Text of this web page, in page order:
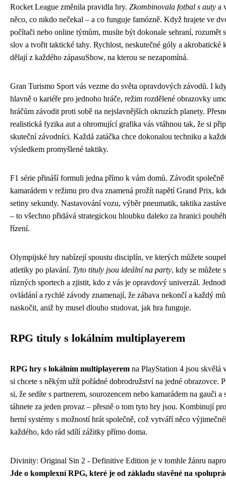
Rocket League změnila pravidla hry. Zkombinovala fotbal s auty a
něco, co nikdo nečekal – a co funguje famózně. Když hrajete ve
počítači nebo online týmům, musíte být dokonale sehraní, rozumět
slov a tvořit taktické tahy. Rychlost, neskutečné góly a akrobatické
dělají z každého zápasuShow, na kterou se nezapomíná.
Gran Turismo Sport vás vezme do světa opravdových závodů. I
hlavně o kariéře pro jednoho hráče, režim rozdělené obrazovky
hráčům závodit proti sobě na nejslavnějších okruzích planety.
realistická fyzika aut a ohromující grafika vás vtáhnou tak, že si
skuteční závodníci. Každá zatáčka chce dokonalou techniku a
výsledkem promyšlené taktiky.
F1 série přináší formuli jedna přímo k vám domů. Závodit společně
kamarádem v režimu pro dva znamená prožít napětí Grand Prix,
setiny sekundy. Nastavování vozu, výběr pneumatik, taktika
– to všechno přidává strategickou hloubku daleko za hranici
řízení.
Olympijské hry nabízejí spoustu disciplín, ve kterých můžete
atletiky po plavání. Tyto tituly jsou ideální na party, kdy se můžete
různých sportech a zjistit, kdo z vás je opravdový univerzál.
ovládání a rychlé závody znamenají, že zábava nekončí a každý
naskočit, aniž by musel dlouho studovat, jak hra funguje.
RPG tituly s lokálním multiplayerem
RPG hry s lokálním multiplayerem na PlayStation 4 jsou skvělá
si chcete s někým užít pořádné dobrodružství na jedné obrazovce.
si, že sedíte s partnerem, sourozencem nebo kamarádem na gauči a
táhnete za jeden provaz – přesně o tom tyto hry jsou. Kombinují
herní systémy s možností hrát společně, což vytváří něco
každého, kdo rád sdílí zážitky přímo doma.
Divinity: Original Sin 2 - Definitive Edition je v tomhle žánru
Jde o komplexní RPG, které je od základu stavěné na